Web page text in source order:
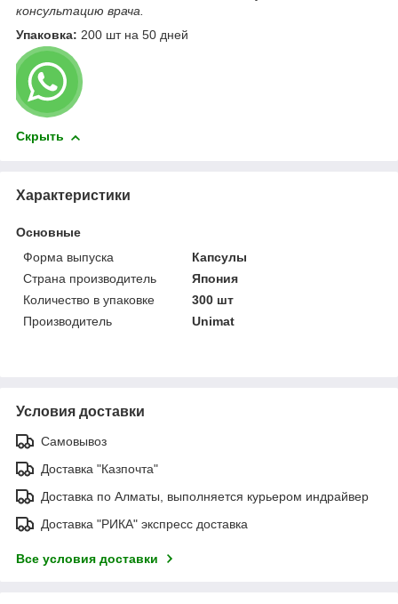
консультацию врача.
Упаковка: 200 шт на 50 дней
Скрыть
Характеристики
Основные
Форма выпуска
Капсулы
Страна производитель
Япония
Количество в упаковке
300 шт
Производитель
Unimat
Условия доставки
Самовывоз
Доставка "Казпочта"
Доставка по Алматы, выполняется курьером индрайвер
Доставка "РИКА" экспресс доставка
Все условия доставки